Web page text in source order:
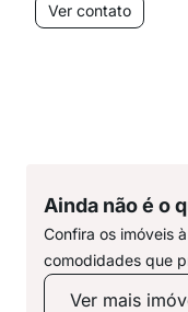
Ver contato
Ainda não é o
Confira os imóveis
comodidades que
Ver mais